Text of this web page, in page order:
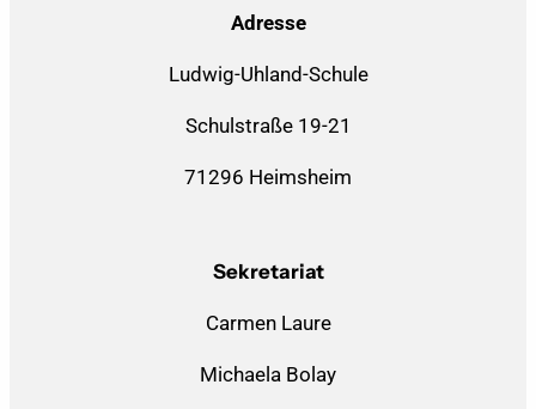
Adresse
Ludwig-Uhland-Schule
Schulstraße 19-21
71296 Heimsheim
Sekretariat
Carmen Laure
Michaela Bolay